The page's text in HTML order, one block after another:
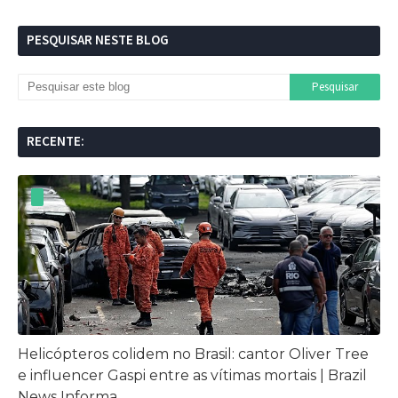
PESQUISAR NESTE BLOG
RECENTE:
Helicópteros colidem no Brasil: cantor Oliver Tree
e influencer Gaspi entre as vítimas mortais | Brazil